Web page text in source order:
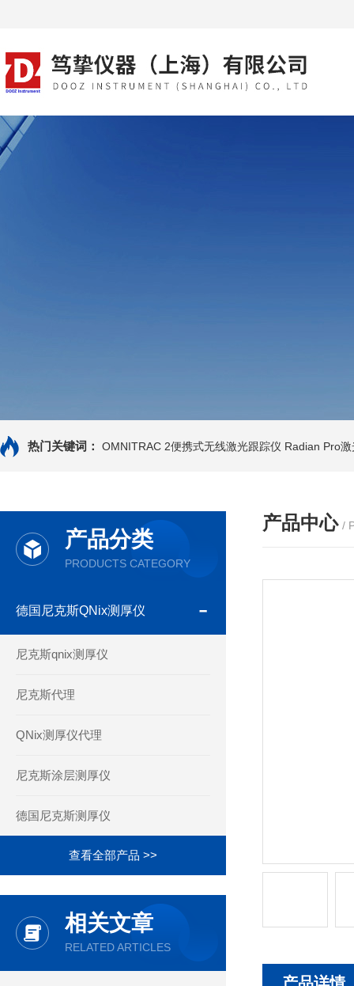
热门关键词： OMNITRAC 2便携式无线激光跟踪仪 Radian Pro
产品分类
PRODUCTS CATEGORY
德国尼克斯QNix测厚仪
尼克斯qnix测厚仪
尼克斯代理
QNix测厚仪代理
尼克斯涂层测厚仪
德国尼克斯测厚仪
查看全部产品 >>
相关文章
RELATED ARTICLES
产品中心 /